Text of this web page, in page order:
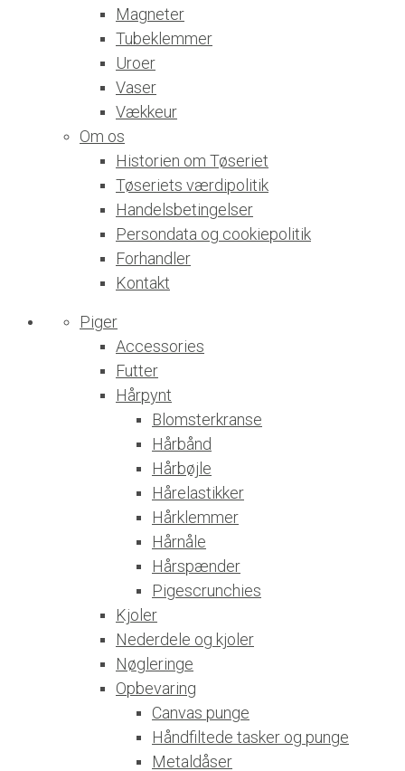
Magneter
Tubeklemmer
Uroer
Vaser
Vækkeur
Om os
Historien om Tøseriet
Tøseriets værdipolitik
Handelsbetingelser
Persondata og cookiepolitik
Forhandler
Kontakt
Piger
Accessories
Futter
Hårpynt
Blomsterkranse
Hårbånd
Hårbøjle
Hårelastikker
Hårklemmer
Hårnåle
Hårspænder
Pigescrunchies
Kjoler
Nederdele og kjoler
Nøgleringe
Opbevaring
Canvas punge
Håndfiltede tasker og punge
Metaldåser